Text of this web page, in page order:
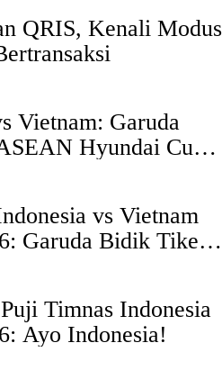
QRIS, Kenali Modus
Vietnam: Garuda
Hyundai Cup
vs Vietnam
Garuda Bidik Tiket
Timnas Indonesia
Ayo Indonesia!